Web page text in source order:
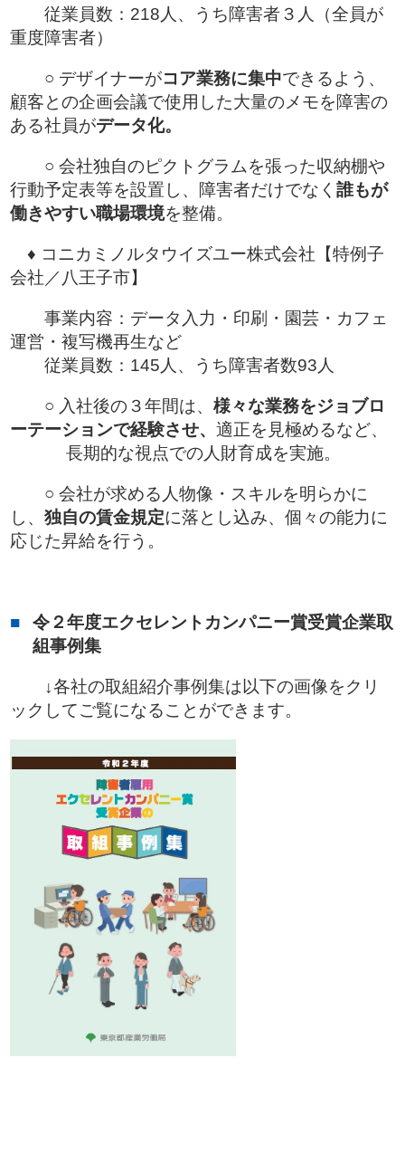
従業員数：218人、うち障害者３人（全員が
重度障害者）
○ デザイナーがコア業務に集中できるよう、
顧客との企画会議で使用した大量のメモを障害の
ある社員がデータ化。
○ 会社独自のピクトグラムを張った収納棚や
行動予定表等を設置し、障害者だけでなく 誰もが
働きやすい職場環境を整備。
♦ コニカミノルタウイズユー株式会社【特例子
会社／八王子市】
事業内容：データ入力・印刷・園芸・カフェ
運営・複写機再生など
従業員数：145人、うち障害者数93人
○ 入社後の３年間は、 様々な業務をジョブロ
ーテーションで経験させ、 適正を見極めるなど、
長期的な視点での人財育成を実施。
○ 会社が求める人物像・スキルを明らかに
し、 独自の賃金規定に落とし込み、個々の能力に
応じた昇給を行う。
令２年度エクセレントカンパニー賞受賞企業取
組事例集
↓各社の取組紹介事例集は以下の画像をクリ
ックしてご覧になることができます。